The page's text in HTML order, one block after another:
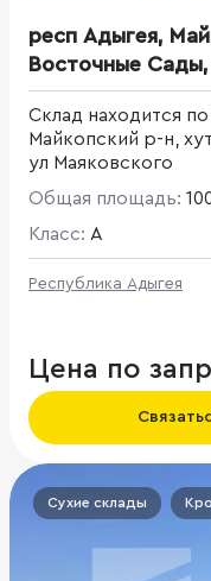
респ Адыгея,
Восточные
Склад находится
Майкопский р-н,
ул Маяковского
Общая площадь:
Класс: A
Республика Адыгея
Цена по
Сухие склады